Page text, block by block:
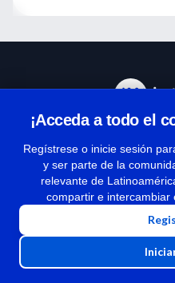
¡Acceda a todo el
Regístrese o inicie sesión
y ser parte de la
relevante de
compartir e intercambiar
Términos
| Políticas
| Todos los derechos